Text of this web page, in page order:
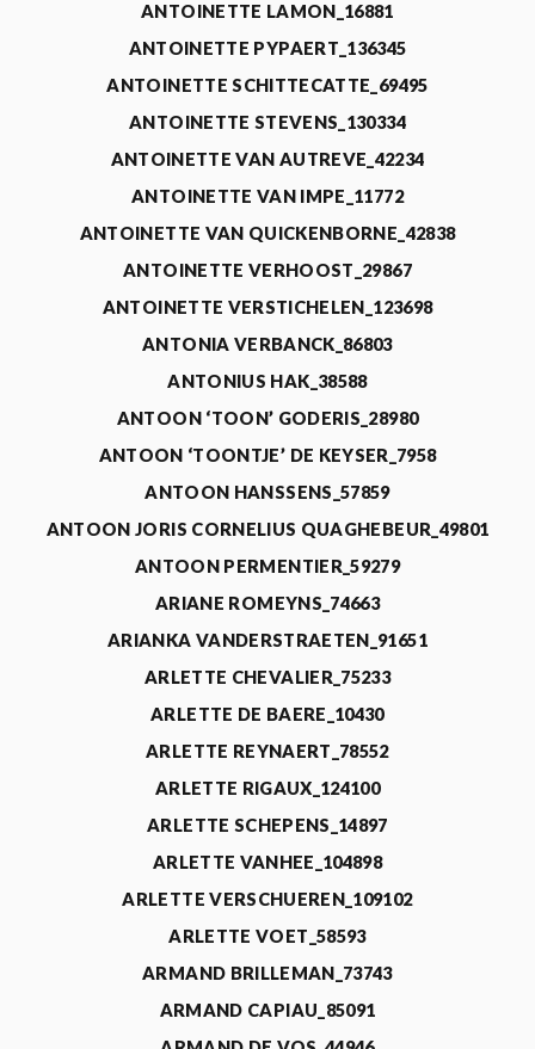
ANTOINETTE LAMON_16881
ANTOINETTE PYPAERT_136345
ANTOINETTE SCHITTECATTE_69495
ANTOINETTE STEVENS_130334
ANTOINETTE VAN AUTREVE_42234
ANTOINETTE VAN IMPE_11772
ANTOINETTE VAN QUICKENBORNE_42838
ANTOINETTE VERHOOST_29867
ANTOINETTE VERSTICHELEN_123698
ANTONIA VERBANCK_86803
ANTONIUS HAK_38588
ANTOON ‘TOON’ GODERIS_28980
ANTOON ‘TOONTJE’ DE KEYSER_7958
ANTOON HANSSENS_57859
ANTOON JORIS CORNELIUS QUAGHEBEUR_49801
ANTOON PERMENTIER_59279
ARIANE ROMEYNS_74663
ARIANKA VANDERSTRAETEN_91651
ARLETTE CHEVALIER_75233
ARLETTE DE BAERE_10430
ARLETTE REYNAERT_78552
ARLETTE RIGAUX_124100
ARLETTE SCHEPENS_14897
ARLETTE VANHEE_104898
ARLETTE VERSCHUEREN_109102
ARLETTE VOET_58593
ARMAND BRILLEMAN_73743
ARMAND CAPIAU_85091